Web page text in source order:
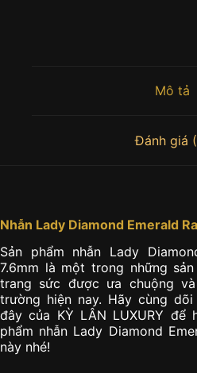
Mô tả
Đánh giá
Nhẫn Lady Diamond Emerald
Sản phẩm nhẫn Lady
7.6mm là một trong những
trang sức được ưa chuộng
trường hiện nay. Hãy cùng
đây của KỲ LÂN LUXURY để
phẩm nhẫn Lady Diamond
này nhé!